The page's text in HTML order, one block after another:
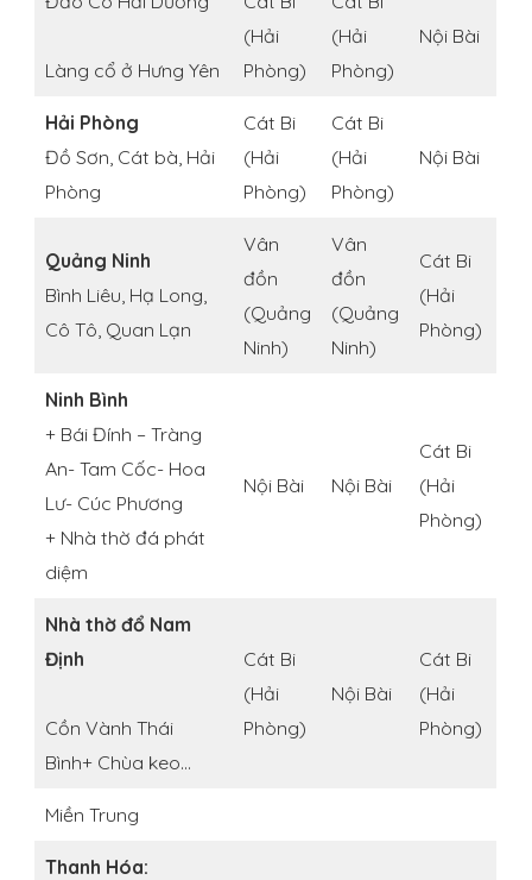
Làng cổ ở Hưng Yên
(Hải
Phòng)
(Hải
Phòng)
Nội Bài
Hải Phòng
Đồ Sơn, Cát bà, Hải
Phòng
Cát Bi
(Hải
Phòng)
Cát Bi
(Hải
Phòng)
Nội Bài
Quảng Ninh
Bình Liêu, Hạ Long,
Cô Tô, Quan Lạn
Vân
đồn
(Quảng
Ninh)
Vân
đồn
(Quảng
Ninh)
Cát Bi
(Hải
Phòng)
Ninh Bình
+ Bái Đính – Tràng
An- Tam Cốc- Hoa
Lư- Cúc Phương
+ Nhà thờ đá phát
diệm
Nội Bài Nội Bài
Cát Bi
(Hải
Phòng)
Nhà thờ đổ Nam
Định
Cồn Vành Thái
Bình+ Chùa keo…
Cát Bi
(Hải
Phòng)
Nội Bài
Cát Bi
(Hải
Phòng)
Miền Trung
Thanh Hóa: